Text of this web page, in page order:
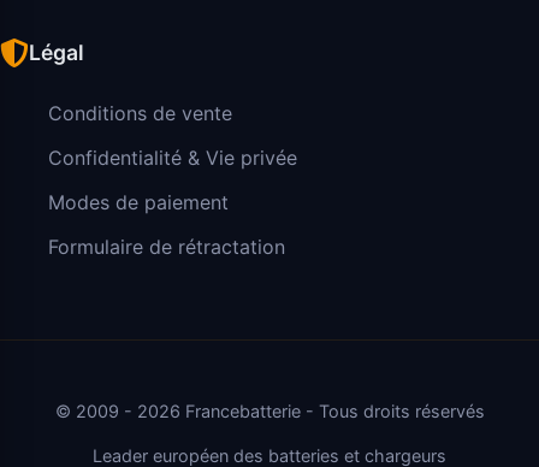
Légal
Conditions de vente
Confidentialité & Vie privée
Modes de paiement
Formulaire de rétractation
© 2009 - 2026 Francebatterie - Tous droits réservés
Leader européen des batteries et chargeurs